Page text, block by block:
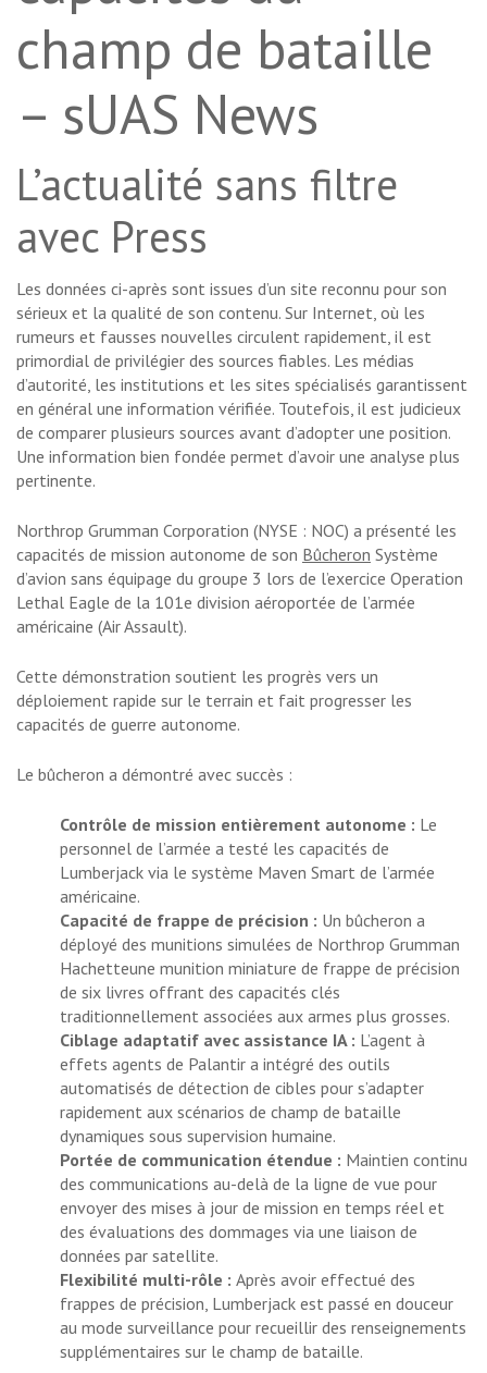
champ de bataille
– sUAS News
L’actualité sans filtre
avec Press
Les données ci-après sont issues d’un site reconnu pour son
sérieux et la qualité de son contenu. Sur Internet, où les
rumeurs et fausses nouvelles circulent rapidement, il est
primordial de privilégier des sources fiables. Les médias
d’autorité, les institutions et les sites spécialisés garantissent
en général une information vérifiée. Toutefois, il est judicieux
de comparer plusieurs sources avant d’adopter une position.
Une information bien fondée permet d’avoir une analyse plus
pertinente.
Northrop Grumman Corporation (NYSE : NOC) a présenté les
capacités de mission autonome de son Bûcheron Système
d’avion sans équipage du groupe 3 lors de l’exercice Operation
Lethal Eagle de la 101e division aéroportée de l’armée
américaine (Air Assault).
Cette démonstration soutient les progrès vers un
déploiement rapide sur le terrain et fait progresser les
capacités de guerre autonome.
Le bûcheron a démontré avec succès :
Contrôle de mission entièrement autonome : Le
personnel de l’armée a testé les capacités de
Lumberjack via le système Maven Smart de l’armée
américaine.
Capacité de frappe de précision : Un bûcheron a
déployé des munitions simulées de Northrop Grumman
Hachetteune munition miniature de frappe de précision
de six livres offrant des capacités clés
traditionnellement associées aux armes plus grosses.
Ciblage adaptatif avec assistance IA : L’agent à
effets agents de Palantir a intégré des outils
automatisés de détection de cibles pour s’adapter
rapidement aux scénarios de champ de bataille
dynamiques sous supervision humaine.
Portée de communication étendue : Maintien continu
des communications au-delà de la ligne de vue pour
envoyer des mises à jour de mission en temps réel et
des évaluations des dommages via une liaison de
données par satellite.
Flexibilité multi-rôle : Après avoir effectué des
frappes de précision, Lumberjack est passé en douceur
au mode surveillance pour recueillir des renseignements
supplémentaires sur le champ de bataille.